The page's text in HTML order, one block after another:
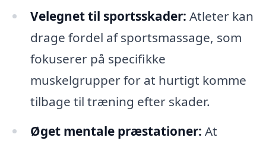
Velegnet til sportsskader: Atleter kan
drage fordel af sportsmassage, som
fokuserer på specifikke
muskelgrupper for at hurtigt komme
tilbage til træning efter skader.
Øget mentale præstationer: At